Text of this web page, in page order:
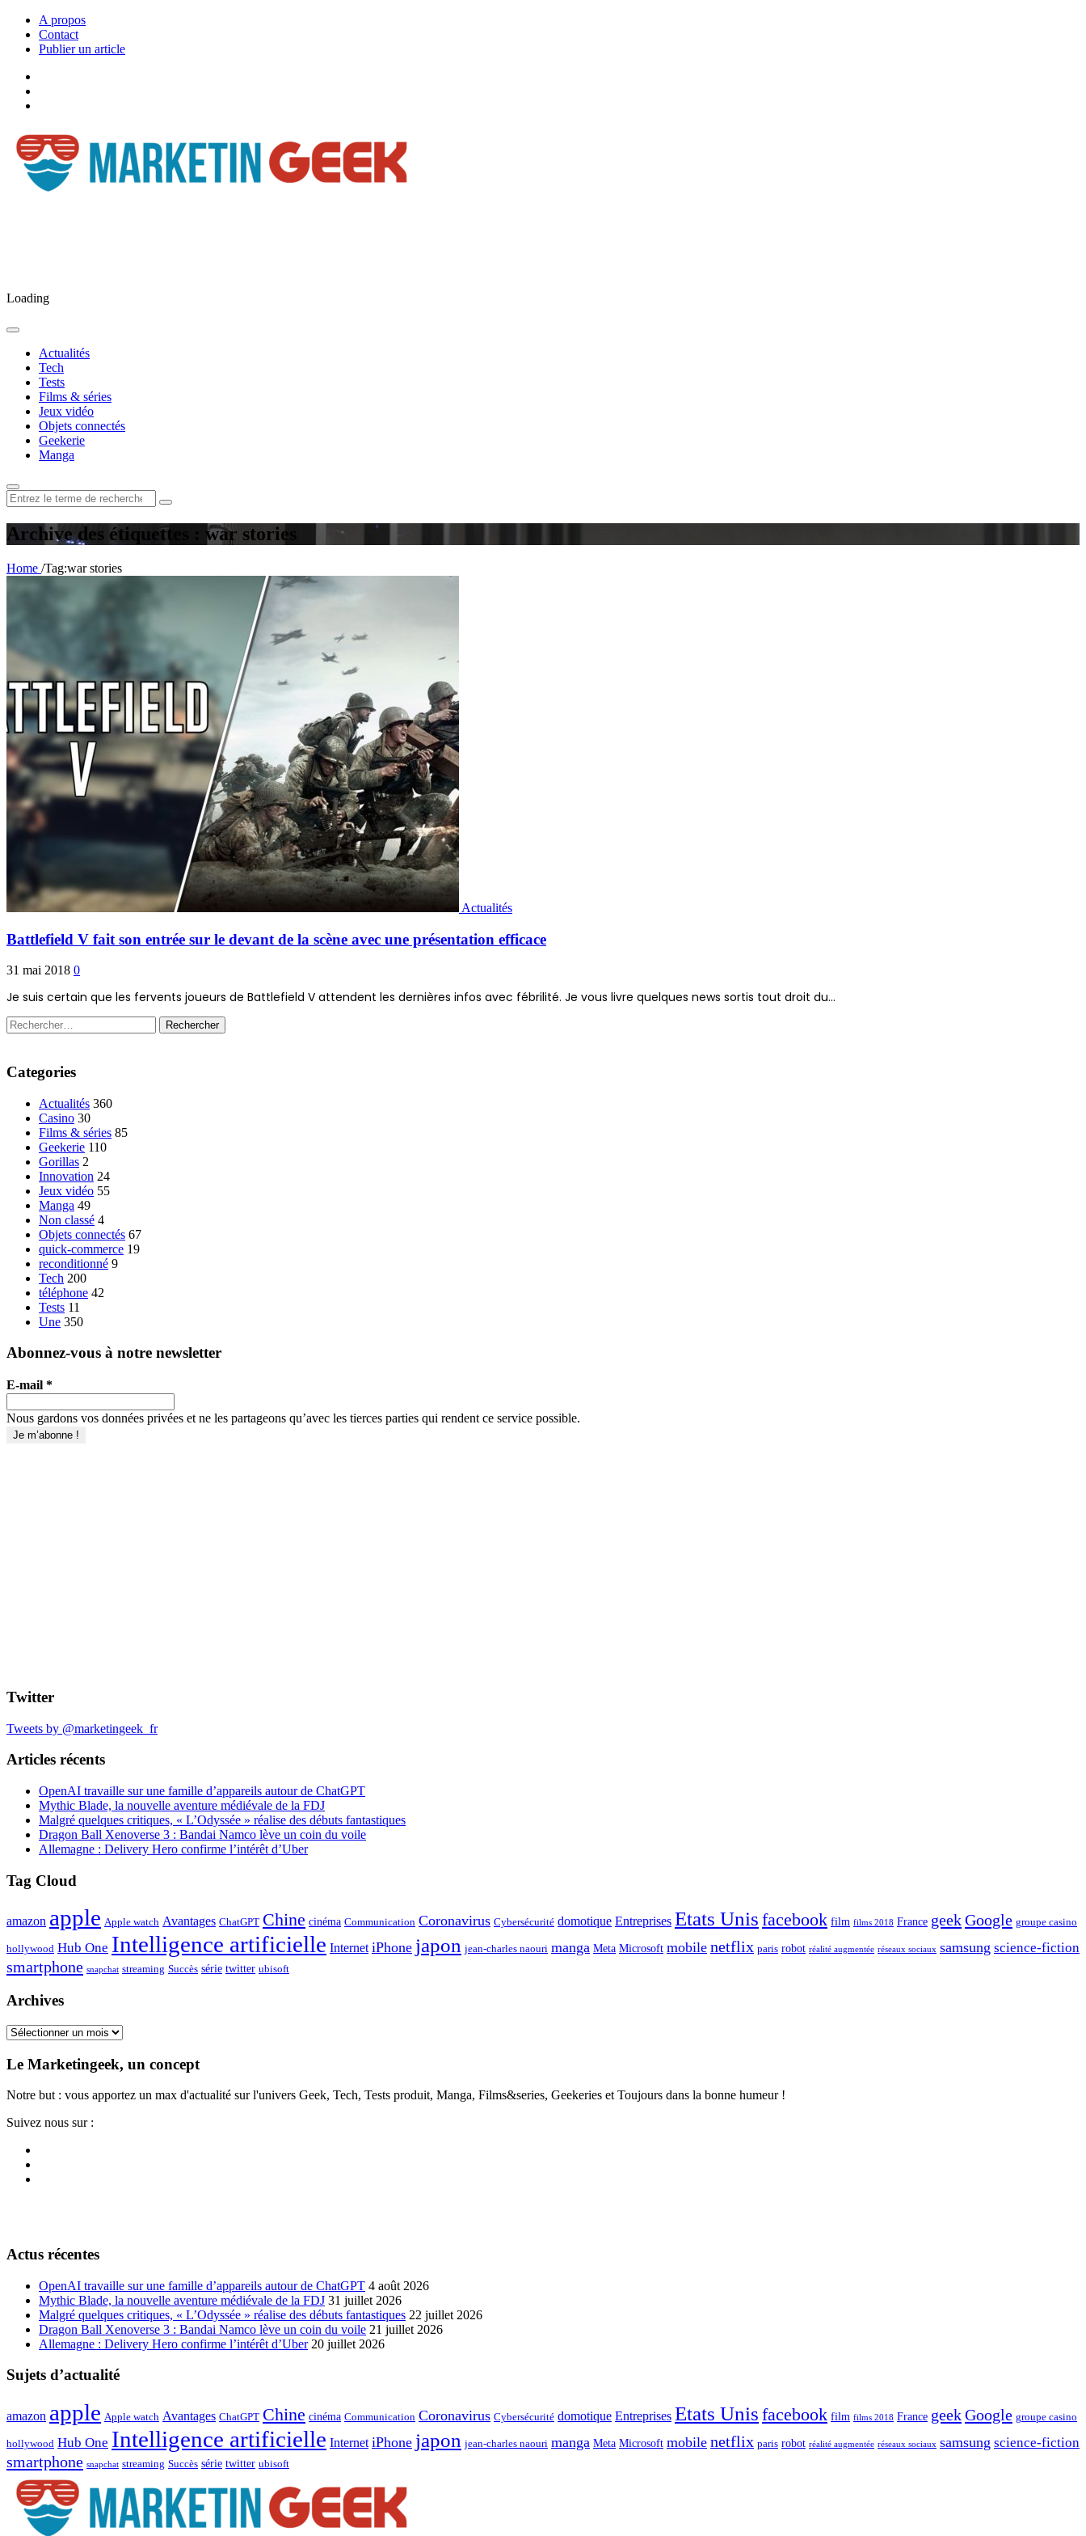
A propos
Contact
Publier un article
Loading
Actualités
Tech
Tests
Films & séries
Jeux vidéo
Objets connectés
Geekerie
Manga
Rechercher
:
Archive des étiquettes : war stories
Home /Tag:war stories
Actualités
Battlefield V fait son entrée sur le devant de la scène avec une présentation efficace
31 mai 2018 0
Je suis certain que les fervents joueurs de Battlefield V attendent les dernières infos avec fébrilité. Je vous livre quelques news sortis tout droit du…
Rechercher :
Categories
Actualités 360
Casino 30
Films & séries 85
Geekerie 110
Gorillas 2
Innovation 24
Jeux vidéo 55
Manga 49
Non classé 4
Objets connectés 67
quick-commerce 19
reconditionné 9
Tech 200
téléphone 42
Tests 11
Une 350
Abonnez-vous à notre newsletter
E-mail *
Nous gardons vos données privées et ne les partageons qu’avec les tierces parties qui rendent ce service possible.
Twitter
Tweets by @marketingeek_fr
Articles récents
OpenAI travaille sur une famille d’appareils autour de ChatGPT
Mythic Blade, la nouvelle aventure médiévale de la FDJ
Malgré quelques critiques, « L’Odyssée » réalise des débuts fantastiques
Dragon Ball Xenoverse 3 : Bandai Namco lève un coin du voile
Allemagne : Delivery Hero confirme l’intérêt d’Uber
Tag Cloud
amazon apple Apple watch Avantages ChatGPT Chine cinéma Communication Coronavirus Cybersécurité domotique Entreprises Etats Unis facebook film films 2018 France geekGoogle groupe casino
hollywood Hub One Intelligence artificielle Internet iPhone japon jean-charles naouri manga Meta Microsoft mobile netflix paris robot réalité augmentée réseaux sociaux samsung science-fiction
smartphone snapchat streaming Succès série twitter ubisoft
Archives
Archives
Le Marketingeek, un concept
Notre but : vous apportez un max d'actualité sur l'univers Geek, Tech, Tests produit, Manga, Films&series, Geekeries et Toujours dans la bonne humeur !
Suivez nous sur :
Actus récentes
OpenAI travaille sur une famille d’appareils autour de ChatGPT 4 août 2026
Mythic Blade, la nouvelle aventure médiévale de la FDJ 31 juillet 2026
Malgré quelques critiques, « L’Odyssée » réalise des débuts fantastiques 22 juillet 2026
Dragon Ball Xenoverse 3 : Bandai Namco lève un coin du voile 21 juillet 2026
Allemagne : Delivery Hero confirme l’intérêt d’Uber 20 juillet 2026
Sujets d’actualité
amazon apple Apple watch Avantages ChatGPT Chine cinéma Communication Coronavirus Cybersécurité domotique Entreprises Etats Unis facebook film films 2018 France geekGoogle groupe casino
hollywood Hub One Intelligence artificielle Internet iPhone japon jean-charles naouri manga Meta Microsoft mobile netflix paris robot réalité augmentée réseaux sociaux samsung science-fiction
smartphone snapchat streaming Succès série twitter ubisoft